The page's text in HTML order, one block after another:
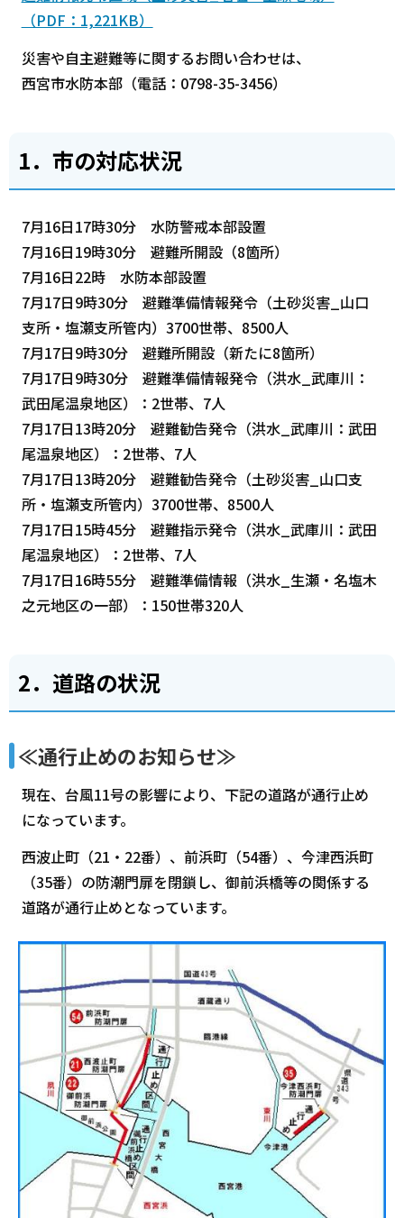
（PDF：1,221KB）
災害や自主避難等に関するお問い合わせは、
西宮市水防本部（電話：0798-35-3456）
1．市の対応状況
7月16日17時30分 水防警戒本部設置
7月16日19時30分 避難所開設（8箇所）
7月16日22時 水防本部設置
7月17日9時30分 避難準備情報発令（土砂災害_山口
支所・塩瀬支所管内）3700世帯、8500人
7月17日9時30分 避難所開設（新たに8箇所）
7月17日9時30分 避難準備情報発令（洪水_武庫川：
武田尾温泉地区）：2世帯、7人
7月17日13時20分 避難勧告発令（洪水_武庫川：武田
尾温泉地区）：2世帯、7人
7月17日13時20分 避難勧告発令（土砂災害_山口支
所・塩瀬支所管内）3700世帯、8500人
7月17日15時45分 避難指示発令（洪水_武庫川：武田
尾温泉地区）：2世帯、7人
7月17日16時55分 避難準備情報（洪水_生瀬・名塩木
之元地区の一部）：150世帯320人
2．道路の状況
≪通行止めのお知らせ≫
現在、台風11号の影響により、下記の道路が通行止め
になっています。
西波止町（21・22番）、前浜町（54番）、今津西浜町
（35番）の防潮門扉を閉鎖し、御前浜橋等の関係する
道路が通行止めとなっています。